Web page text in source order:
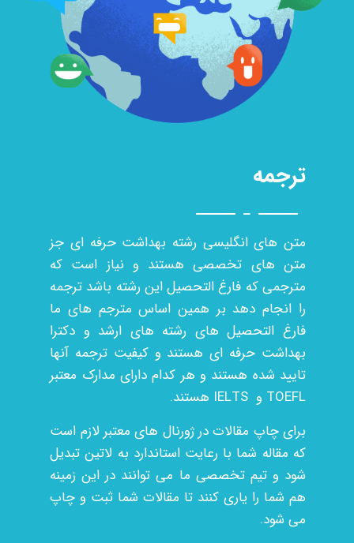
ترجمه
متن های انگلیسی رشته بهداشت حرفه ای جز
متن های تخصصی هستند و نیاز است که
مترجمی که فارغ التحصیل این رشته باشد ترجمه
را انجام دهد بر همین اساس مترجم های ما
فارغ التحصیل های رشته های ارشد و دکترا
بهداشت حرفه ای هستند و کیفیت ترجمه آنها
تایید شده هستند و هر کدام دارای مدارک معتبر
TOEFL و IELTS هستند.
برای چاپ مقالات در ژورنال های معتبر لازم است
که مقاله شما با رعایت استاندارد به لاتین تبدیل
شود و تیم تخصصی ما می توانند در این زمینه
هم شما را یاری کنند تا مقالات شما ثبت و چاپ
می شود.